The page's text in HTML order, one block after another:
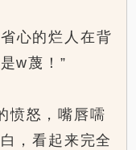
心的烂人在背
w蔑！”
愤怒，嘴唇嚅
，看起来完全